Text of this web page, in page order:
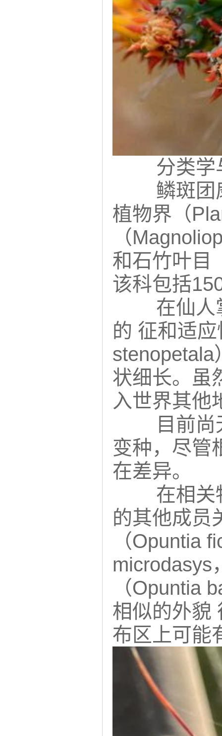
分类学
鳞斑团
植物界（
（
和石竹叶目
该科包括
在仙人
的 征和适
stenopetala
状细长。虽
入世界其他
目前
变种，尽管
在差异。
在相关
的其他成员
（Opuntia
microdasys
（Opuntia
相似的外貌
布区上可能